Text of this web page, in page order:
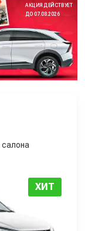
АКЦИЯ ДЕЙСТВУЕТ
ДО 07.08.2026
ХИТ